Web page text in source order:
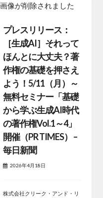
プレスリリース：
［生成AI］それって
ほんとに大丈夫？著
作権の基礎を押さえ
よう！5/11（月）～
無料セミナー「基礎
から学ぶ生成AI時代
の著作権Vol.1～4」
開催（PR TIMES） –
毎日新聞
2026年4月18日
株式会社クリーク・アンド・リ